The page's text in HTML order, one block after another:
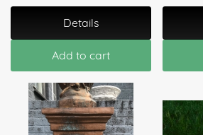
Details
Add to cart